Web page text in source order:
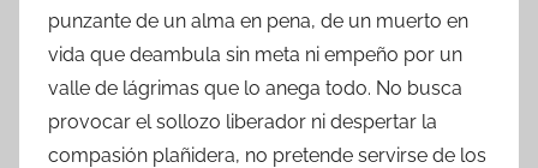
punzante de un alma en pena, de un muerto en
vida que deambula sin meta ni empeño por un
valle de lágrimas que lo anega todo. No busca
provocar el sollozo liberador ni despertar la
compasión plañidera, no pretende servirse de los